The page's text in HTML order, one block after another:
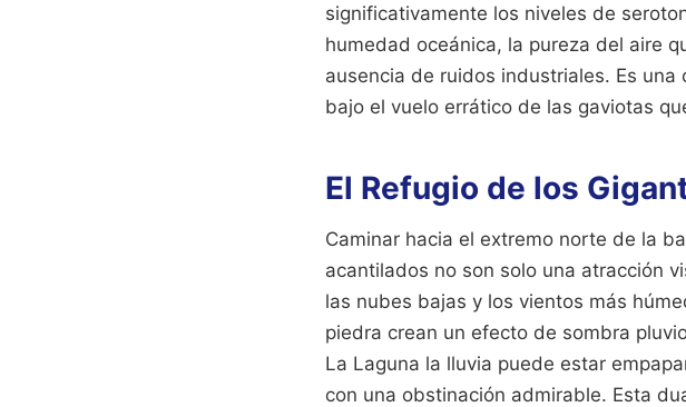
significativamente los niveles de
humedad oceánica, la pureza del aire
ausencia de ruidos industriales. Es
bajo el vuelo errático de las gaviotas
El Refugio de los
Caminar hacia el extremo norte de la
acantilados no son solo una atracción
las nubes bajas y los vientos más
piedra crean un efecto de sombra
La Laguna la lluvia puede estar
con una obstinación admirable. Esta